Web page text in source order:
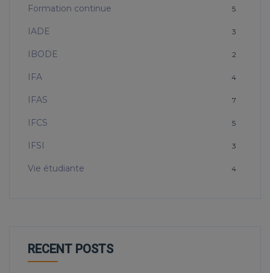
Formation continue 5
IADE 3
IBODE 2
IFA 4
IFAS 7
IFCS 5
IFSI 3
Vie étudiante 4
RECENT POSTS